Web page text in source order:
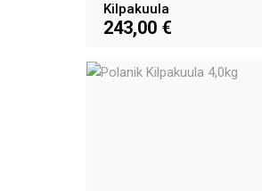
Kilpakuula
243,00 €